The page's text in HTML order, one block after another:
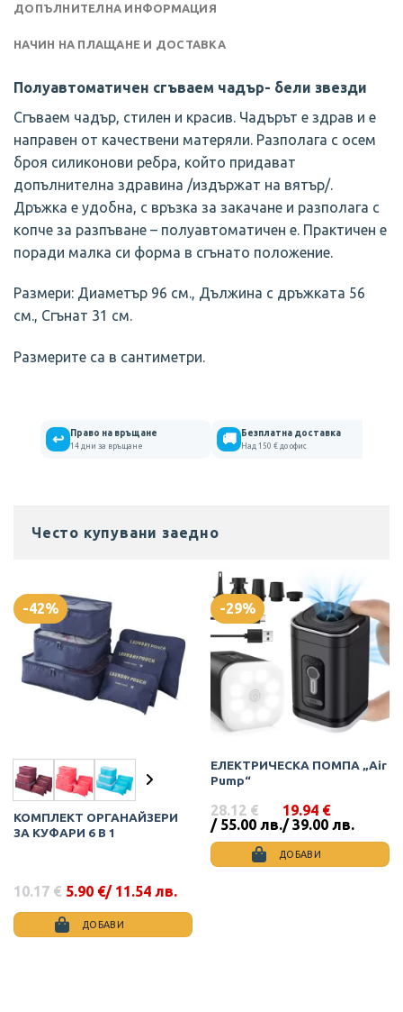
ДОПЪЛНИТЕЛНА ИНФОРМАЦИЯ
НАЧИН НА ПЛАЩАНЕ И ДОСТАВКА
Полуавтоматичен сгъваем чадър- бели звезди
Сгъваем чадър, стилен и красив. Чадърът е здрав и е
направен от качествени матеряли. Разполага с осем
броя силиконови ребра, който придават
допълнителна здравина /издържат на вятър/.
Дръжка е удобна, с връзка за закачане и разполага с
копче за разпъване – полуавтоматичен е. Практичен е
поради малка си форма в сгънато положение.
Размери: Диаметър 96 см., Дължина с дръжката 56
см., Сгънат 31 см.
Размерите са в сантиметри.
↩ Право на връщане
14 дни за връщане 🚚 Безплатна доставка
Над 150 € до офис
Често купувани заедно
-42%
КОМПЛЕКТ ОРГАНАЙЗЕРИ
ЗА КУФАРИ 6 В 1
10.17 €
Original
price
10.17 €.
5.90 €
Текущата
цена
5.90 €.
/ 11.54 лв.
ДОБАВИ
-29%
ЕЛЕКТРИЧЕСКА ПОМПА „Air
Pump“
28.12 €
/ 55.00 лв.
Original
price
was:
28.12 €
19.94 €
/ 39.00 лв.
Текущата
цена
е:
19.94 €
ДОБАВИ